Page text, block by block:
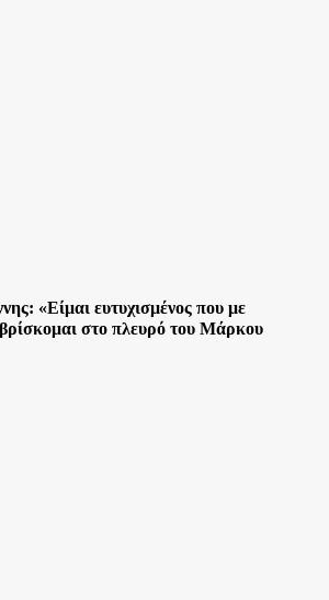
«Είμαι ευτυχισμένος που με
στο πλευρό του Μάρκου